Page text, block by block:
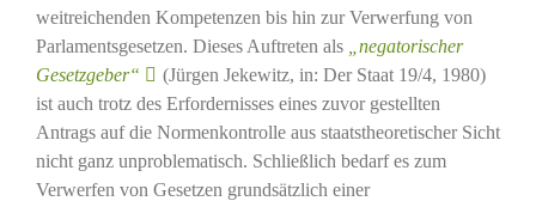
weitreichenden Kompetenzen bis hin zur Verwerfung von
Parlamentsgesetzen. Dieses Auftreten als
„negatorischer
Gesetzgeber“
(Jürgen Jekewitz, in: Der Staat 19/4, 1980)
ist auch trotz des Erfordernisses eines zuvor gestellten
Antrags auf die Normenkontrolle aus staatstheoretischer Sicht
nicht ganz unproblematisch. Schließlich bedarf es zum
Verwerfen von Gesetzen grundsätzlich einer